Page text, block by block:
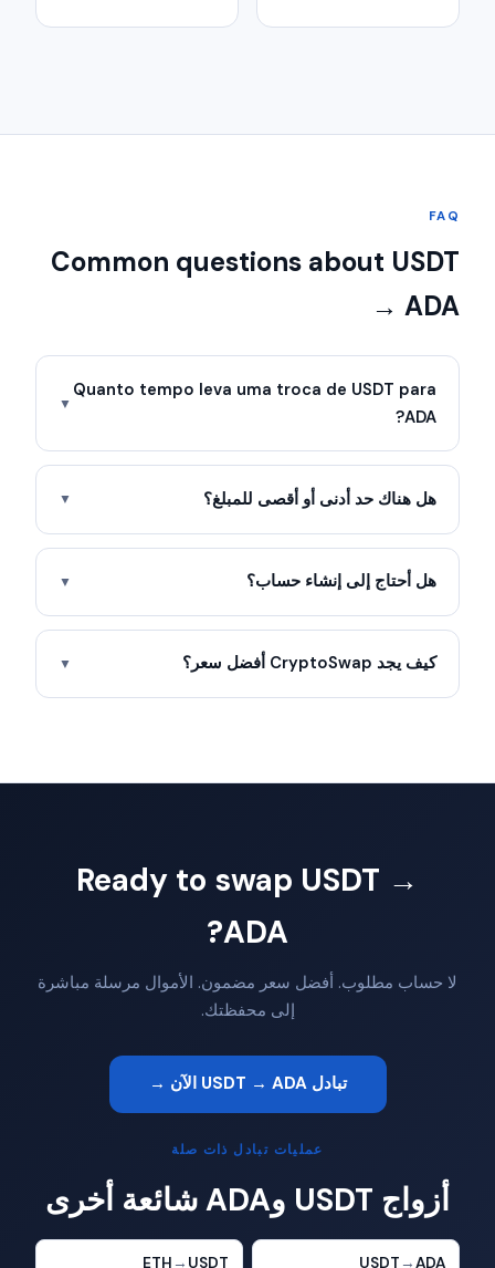
FAQ
Common questions about USDT
→ ADA
Quanto tempo leva uma troca de USDT para
ADA?
▼
هل هناك حد أدنى أو أقصى للمبلغ؟ ▼
هل أحتاج إلى إنشاء حساب؟ ▼
كيف يجد CryptoSwap أفضل سعر؟ ▼
Ready to swap USDT →
ADA?
لا حساب مطلوب. أفضل سعر مضمون. الأموال مرسلة مباشرة
إلى محفظتك.
تبادل USDT → ADA الآن →
عمليات تبادل ذات صلة
أزواج USDT وADA شائعة أخرى
ADA
→
USDT
USDT
→
ETH